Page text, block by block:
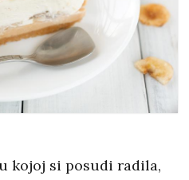
kojoj si posudi radila,